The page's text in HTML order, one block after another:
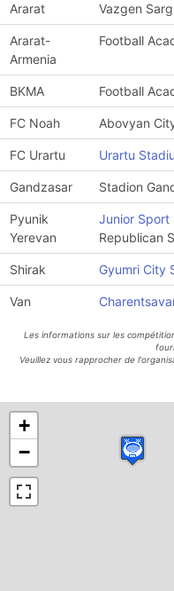
Ararat Vazgen
Ararat-
Armenia
Football
BKMA Football
FC Noah Abovyan
FC Urartu Urartu
Gandzasar Stadion
Pyunik
Yerevan
Junior Sport
Republican
Shirak Gyumri City
Van
Les informations sur les
Veuillez vous rapprocher de
+
−